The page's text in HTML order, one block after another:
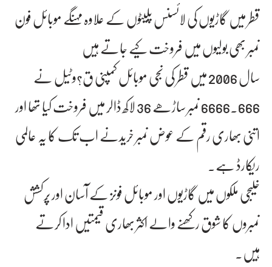
قطر میں گاڑیوں کی لائسنس پلیٹوں کے علاوہ مہنگے موبائل فون
نمبر بھی بولیوں میں فروخت کیے جاتے ہیں
سال 2006 میں قطر کی نجی موبائل کمپنی ق?وٹیل نے
666۔6666 نمبر ساڑھے 36 لاکھ ڈالر میں فروخت کیا تھا اور
اتنی بھاری رقم کے عوض نمبر خریدنے اب تک کا یہ عالمی
ریکارڈ ہے۔
خلیجی ملکوں میں گاڑیوں اور موبائل فونز کے آسان اور پْرکشش
نمبروں کا شوق رکھنے والے اکثر بھاری قیمتیں ادا کرتے
ہیں۔